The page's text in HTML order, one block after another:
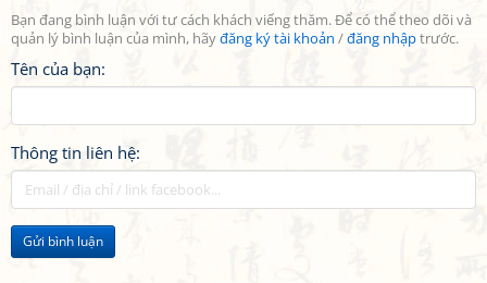
Bạn đang bình luận với tư cách khách viếng thăm. Để có thể theo dõi và
quản lý bình luận của mình, hãyđăng ký tài khoản /đăng nhậptrước.
Tên của bạn:
Thông tin liên hệ:
Gửi bình luận